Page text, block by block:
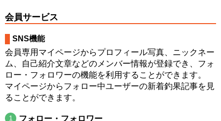
会員サービス
SNS機能
会員専用マイページからプロフィール写真、ニックネー
ム、自己紹介文章などのメンバー情報が登録でき、フォ
ロー・フォロワーの機能を利用することができます。
マイページからフォロー中ユーザーの新着釣果記事を見
ることができます。
1
フォロー・フォロワー